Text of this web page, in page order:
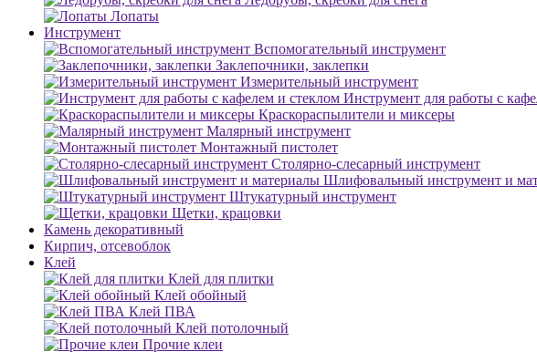
Лопаты
Инструмент
Вспомогательный инструмент
Заклепочники, заклепки
Измерительный инструмент
Инструмент для работы с
Краскораспылители и миксеры
Малярный инструмент
Монтажный пистолет
Столярно-слесарный инструмент
Шлифовальный инструмент и
Штукатурный инструмент
Щетки, крацовки
Камень декоративный
Кирпич, отсевоблок
Клей
Клей для плитки
Клей обойный
Клей ПВА
Клей потолочный
Прочие клеи